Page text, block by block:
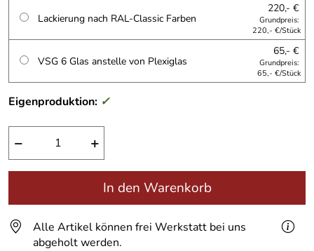
Lackierung nach RAL-Classic Farben
220,- €
Grundpreis:
220,- €/Stück
VSG 6 Glas anstelle von Plexiglas
65,- €
Grundpreis:
65,- €/Stück
Eigenproduktion: ✓
− +
In den Warenkorb
Alle Artikel können frei Werkstatt bei uns
abgeholt werden.